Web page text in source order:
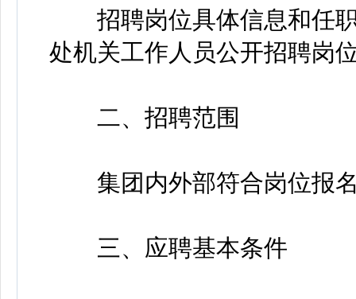
招聘岗位具体信息和任职
处机关工作人员公开招聘岗
二、招聘范围
集团内外部符合岗位报名
三、应聘基本条件